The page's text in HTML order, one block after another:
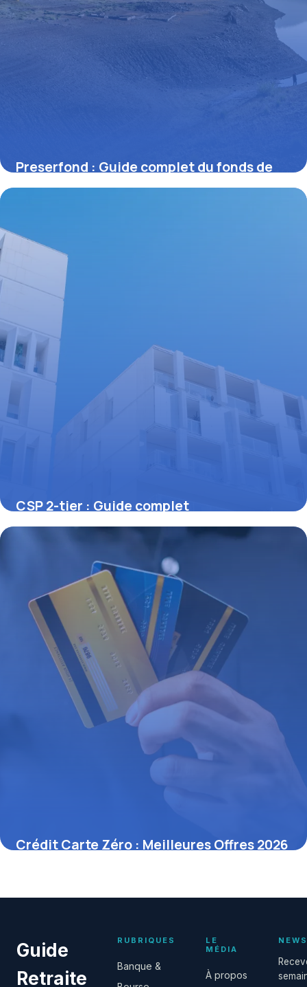
Preserfond : Guide complet du fonds de
préservation
CSP 2-tier : Guide complet
réglementation
Crédit Carte Zéro : Meilleures Offres 2026
Guide
Retraite
RUBRIQUES
Banque &
LE
MÉDIA
À propos